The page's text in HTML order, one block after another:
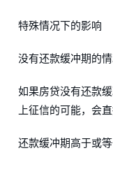
特殊情况下的影响
没有还款缓冲期的
如果房贷没有还款
上征信的可能，会
还款缓冲期高于或